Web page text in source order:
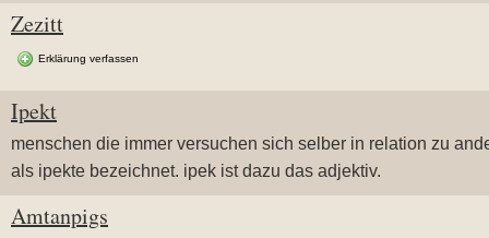
Zezitt
Erklärung verfassen
Ipekt
menschen die immer versuchen sich selber in relation zu
als ipekte bezeichnet. ipek ist dazu das adjektiv.
Amtanpigs